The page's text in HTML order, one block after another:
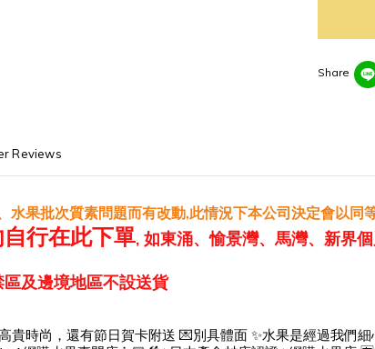
Share
Reviews
水果批次質素問題而有改動,此情況下本公司決定會以同
行在此下單, 如東涌、愉景灣、馬灣、新界
及邊境地區不設送貨
貴時尚，還有節日賀卡附送 💌別具體面 ✨水果是經過我們